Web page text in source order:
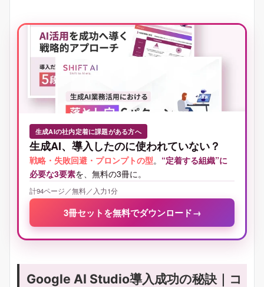
生成AIの社内定着に課題がある方へ
生成AI、導入したのに使われていない？
戦略・失敗回避・プロンプトの型。 “定着する組織”に
必要な3要素を、無料の3冊に。
計94ページ／無料／入力1分
3冊セットを無料でダウンロード →
Google AI Studio導入成功の秘訣｜コ